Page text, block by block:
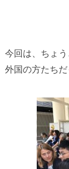
今回は、ちょ
外国の方たちだ